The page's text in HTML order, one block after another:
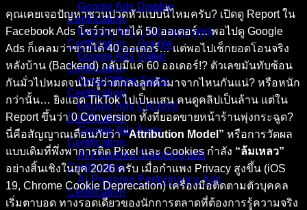
Google Ads Display
Certification
Google Ads – Measurement
Certification _ Google
Google Ads Video
Certification
Grow Offline Sales
Certification
Google Ads Creative
Certification
Google Ads Apps
Certification
AI-Powered Shopping ads
Certification
AI-Powered Performance Ads
Certification
คุณเคยเจอปัญหาชวนปวดหัวแบบนี้ไหมครับ? เปิดดู Report ใน
Facebook Ads โชว์ว่าขายได้ 50 ออเดอร์… พอไปดู Google
Ads ก็เคลมว่าขายได้ 40 ออเดอร์… แต่พอไปเช็กยอดโอนจริง
หลังบ้าน (Backend) กลับมีแค่ 60 ออเดอร์!? ตัวเลขมันทับซ้อน
กันมั่วไปหมดจนไม่รู้ว่าตกลงลูกค้ามาจากไหนกันแน่? หรือหนัก
กว่านั้น… ยิงแอด TikTok ไปเป็นแสน คนดูคลิปเป็นล้าน แต่ใน
Report ขึ้นว่า 0 Conversion ทั้งที่ยอดขายหน้าร้านพุ่งกระฉูด?
นี่คือสัญญาณเตือนภัยว่า“Attribution Model” หรือการวัดผล
แบบเดิมที่พึ่งพาการติด Pixel และ Cookies กำลัง “ล้มเหลว”
อย่างสิ้นเชิงในยุค 2026 ครับ เมื่อกำแพง Privacy สูงขึ้น (iOS
19, Chrome Cookie Deprecation) เครื่องมือติดตามตัวบุคคล
เริ่มตาบอด ทางรอดเดียวของนักการตลาดที่ต้องการรู้ความจริง